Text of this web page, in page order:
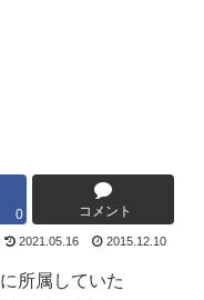
0 コメント
2021.05.16 2015.12.10
所属していた